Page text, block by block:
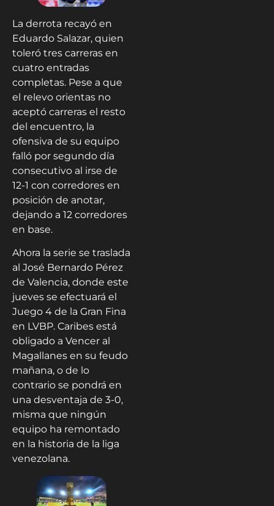
La derrota recayó en
Eduardo Salazar, quien
toleró tres carreras en
cuatro entradas
completas. Pese a que
el relevo orientas no
aceptó carreras el resto
del encuentro, la
ofensiva de su equipo
falló por segundo día
consecutivo al irse de
12-1 con corredores en
posición de anotar,
dejando a 12 corredores
en base.
Ahora la serie se traslada
al José Bernardo Pérez
de Valencia, donde este
jueves se efectuará el
Juego 4 de la Gran Fina
en LVBP. Caribes está
obligado a Vencer al
Magallanes en su feudo
mañana, o de lo
contrario se pondrá en
una desventaja de 3-0,
misma que ningún
equipo ha remontado
en la historia de la liga
venezolana.